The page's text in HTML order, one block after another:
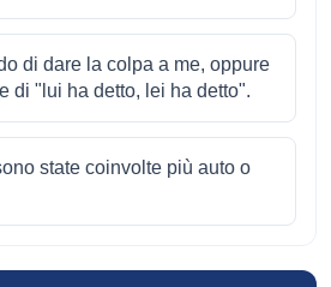
di dare la colpa a me, oppure
di "lui ha detto, lei ha detto".
state coinvolte più auto o